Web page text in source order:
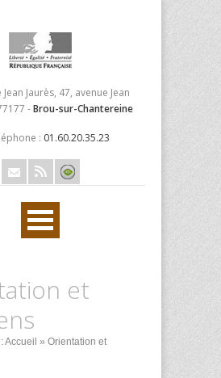
Jaurès, 47, avenue Jean
-Brou-sur-Chantereine
: 01.60.20.35.23
et
Accueil » Orientation et